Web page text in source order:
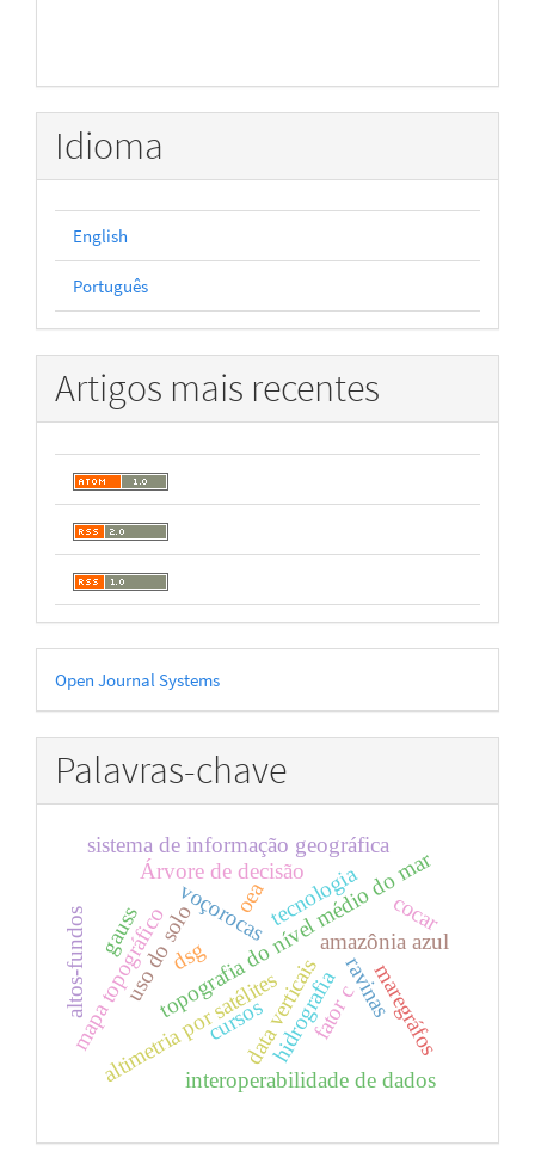
Idioma
English
Português
Artigos mais recentes
Desenvolvido
por
Open Journal Systems
Palavras-chave
data verticais
topografia do nível médio do mar
amazônia azul
voçorocas
ravinas
uso do solo
sistema de informação geográfica
Árvore de decisão
altimetria por satélites
interoperabilidade de dados
mapa topográfico maregráfos
hidrografia
altos-fundos cocar
dsg
fator c
gauss tecnologia
oea
cursos